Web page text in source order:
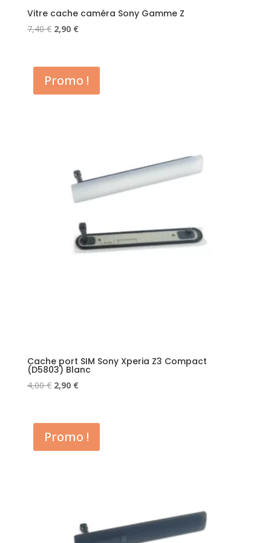
Vitre cache caméra Sony Gamme Z
7,40€ Le
était :
7,40 €.
2,90 €Le
est :
2,90 €.
Promo !
Cache port SIM Sony Xperia Z3 Compact
(D5803) Blanc
4,00€ Le
était :
4,00 €.
2,90 €Le
est :
2,90 €.
Promo !